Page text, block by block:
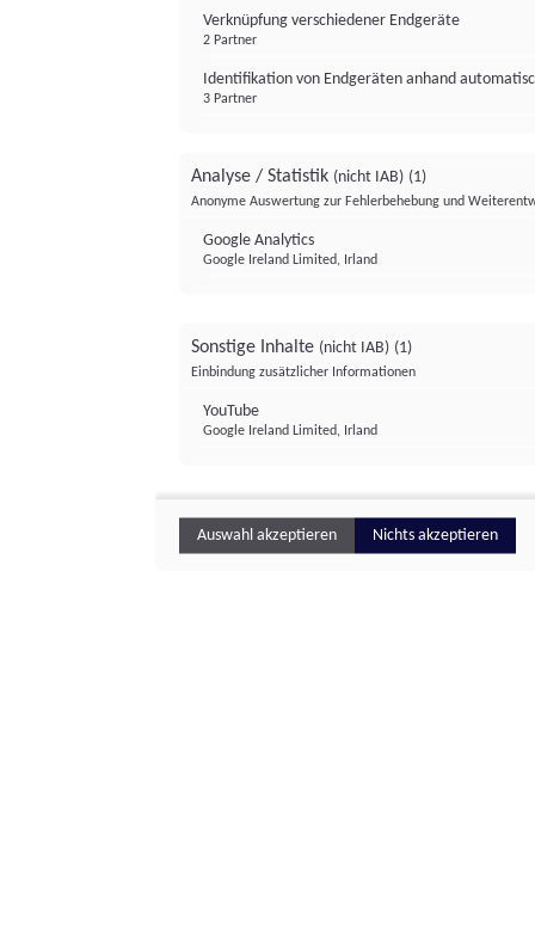
Verknüpfung verschiedener Endgeräte
2 Partner
Identifikation von Endgeräten anhand
3 Partner
Analyse / Statistik (nicht IAB) (1)
Anonyme Auswertung zur Fehlerbehebung und
Google Analytics
Google Ireland Limited, Irland
Sonstige Inhalte (nicht IAB) (1)
Einbindung zusätzlicher Informationen
YouTube
Google Ireland Limited, Irland
Auswahl akzeptieren Nichts akzeptieren